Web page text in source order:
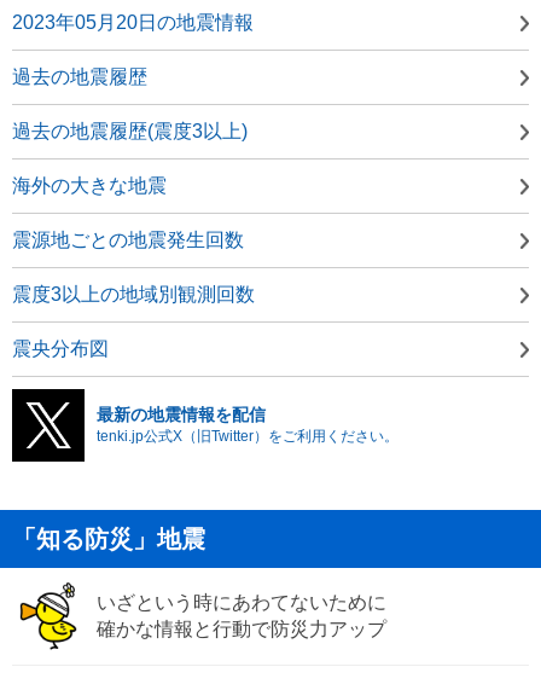
2023年05月20日の地震情報
過去の地震履歴
過去の地震履歴(震度3以上)
海外の大きな地震
震源地ごとの地震発生回数
震度3以上の地域別観測回数
震央分布図
最新の地震情報を配信
tenki.jp公式X（旧Twitter）をご利用ください。
「知る防災」地震
いざという時にあわてないために
確かな情報と行動で防災力アップ